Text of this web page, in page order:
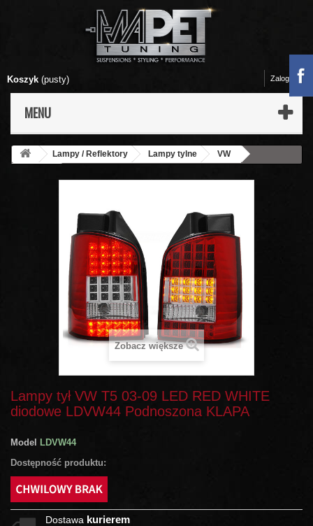
Koszyk (pusty)
MENU
Zaloguj się
Lampy / Reflektory Lampy tylne
VW
Zobacz większe
Lampy tył VW T5 03-09 LED RED WHITE
diodowe LDVW44 Podnoszona KLAPA
Model
LDVW44
Dostępność produktu:
Dostawa kurierem